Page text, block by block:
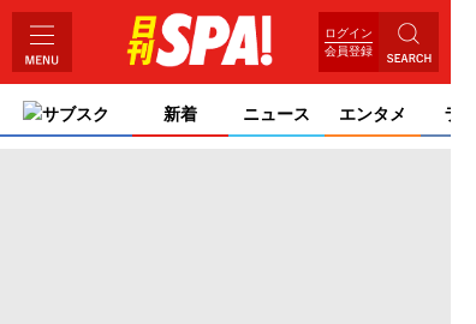
ログイン
会員登録
サブスク 新着 ニュース エンタメ ライ